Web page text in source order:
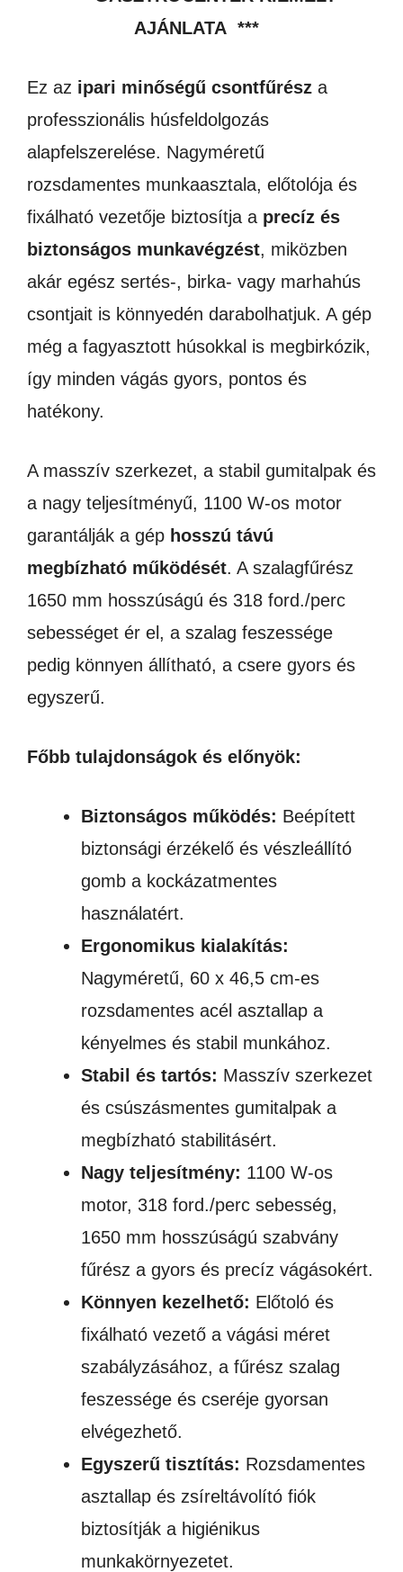
AJÁNLATA ***
Ez az ipari minőségű csontfűrész a
professzionális húsfeldolgozás
alapfelszerelése. Nagyméretű
rozsdamentes munkaasztala, előtolója és
fixálható vezetője biztosítja a precíz és
biztonságos munkavégzést, miközben
akár egész sertés-, birka- vagy marhahús
csontjait is könnyedén darabolhatjuk. A gép
még a fagyasztott húsokkal is megbirkózik,
így minden vágás gyors, pontos és
hatékony.
A masszív szerkezet, a stabil gumitalpak és
a nagy teljesítményű, 1100 W-os motor
garantálják a gép hosszú távú
megbízható működését. A szalagfűrész
1650 mm hosszúságú és 318 ford./perc
sebességet ér el, a szalag feszessége
pedig könnyen állítható, a csere gyors és
egyszerű.
Főbb tulajdonságok és előnyök:
Biztonságos működés: Beépített
biztonsági érzékelő és vészleállító
gomb a kockázatmentes
használatért.
Ergonomikus kialakítás:
Nagyméretű, 60 x 46,5 cm-es
rozsdamentes acél asztallap a
kényelmes és stabil munkához.
Stabil és tartós: Masszív szerkezet
és csúszásmentes gumitalpak a
megbízható stabilitásért.
Nagy teljesítmény: 1100 W-os
motor, 318 ford./perc sebesség,
1650 mm hosszúságú szabvány
fűrész a gyors és precíz vágásokért.
Könnyen kezelhető: Előtoló és
fixálható vezető a vágási méret
szabályzásához, a fűrész szalag
feszessége és cseréje gyorsan
elvégezhető.
Egyszerű tisztítás: Rozsdamentes
asztallap és zsíreltávolító fiók
biztosítják a higiénikus
munkakörnyezetet.